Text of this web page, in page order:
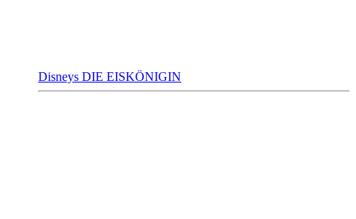
Disneys DIE EISKÖNIGIN